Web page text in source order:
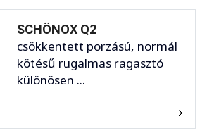
SCHÖNOX Q2
csökkentett porzású, normál
kötésű rugalmas ragasztó
különösen ...